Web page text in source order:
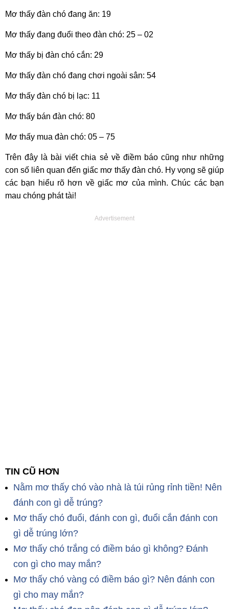
Mơ thấy đàn chó đang ăn: 19
Mơ thấy đang đuổi theo đàn chó: 25 – 02
Mơ thấy bị đàn chó cắn: 29
Mơ thấy đàn chó đang chơi ngoài sân: 54
Mơ thấy đàn chó bị lạc: 11
Mơ thấy bán đàn chó: 80
Mơ thấy mua đàn chó: 05 – 75
Trên đây là bài viết chia sẻ về điềm báo cũng như những
con số liên quan đến giấc mơ thấy đàn chó. Hy vọng sẽ giúp
các bạn hiểu rõ hơn về giấc mơ của mình. Chúc các bạn
mau chóng phát tài!
Advertisement
TIN CŨ HƠN
Nằm mơ thấy chó vào nhà là túi rủng rỉnh tiền! Nên
đánh con gì dễ trúng?
Mơ thấy chó đuổi, đánh con gì, đuổi cắn đánh con
gì dễ trúng lớn?
Mơ thấy chó trắng có điềm báo gì không? Đánh
con gì cho may mắn?
Mơ thấy chó vàng có điềm báo gì? Nên đánh con
gì cho may mắn?